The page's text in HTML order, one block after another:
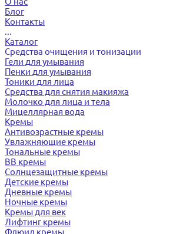
Блог
Контакты
...
Каталог
Средства очищения и тонизации
Гели для умывания
Пенки для умывания
Тоники для лица
Средства для снятия макияжа
Молочко для лица и тела
Мицеллярная вода
Кремы
Антивозрастные кремы
Увлажняющие кремы
Тональные кремы
BB кремы
Солнцезащитные кремы
Детские кремы
Дневные кремы
Ночные кремы
Кремы для век
Лифтинг кремы
Флюид кремы